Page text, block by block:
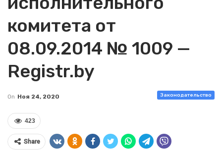
комитета от
08.09.2014 № 1009 —
Registr.by
Законодательство
On Ноя 24, 2020
423
Share